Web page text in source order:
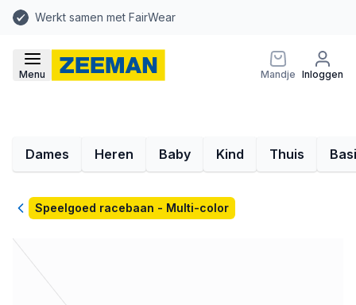
Werkt samen met FairWear
Menu Mandje Inloggen
Dames Heren Baby Kind Thuis
TerugSpeelgoed racebaan - Multi-color